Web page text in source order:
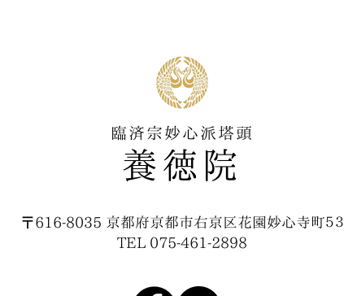
臨済宗妙心派塔頭
​養徳院
〒616-8035 京都府京都市右京区花園妙心寺町５３
TEL 075-461-2898